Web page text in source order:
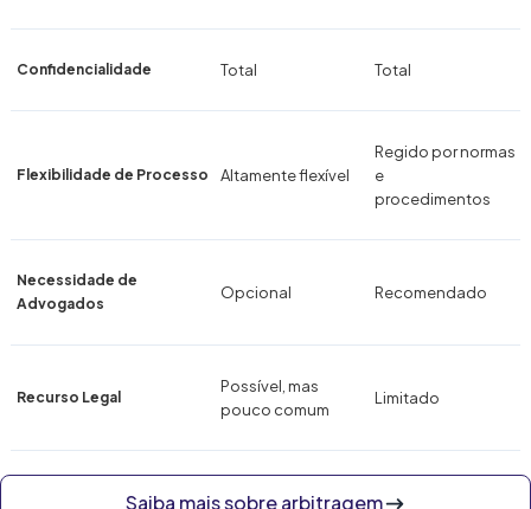
Confidencialidade Total Total
Flexibilidade de Processo Altamente flexível
Regido por normas
e
procedimentos
Necessidade de
Advogados
Opcional Recomendado
Recurso Legal
Possível, mas
pouco comum
Limitado
Saiba mais sobre arbitragem